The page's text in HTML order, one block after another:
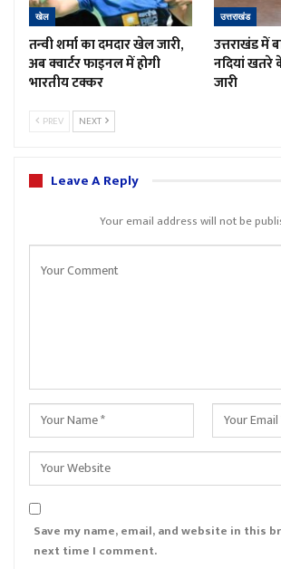
खेल
तन्वी शर्मा का दमदार खेल जारी,
अब क्वार्टर फाइनल में होगी
भारतीय टक्कर
उत्तराखंड
उत्तराखंड में
नदियां खतरे
जारी
PREV NEXT
Leave A Reply
Your email address will not be
Save my name, email, and website in this
next time I comment.